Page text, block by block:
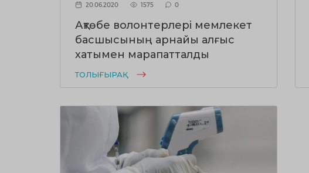
20.06.2020 1575 0
Ақтөбе волонтерлері мемлекет
басшысының арнайы алғыс
хатымен марапатталды
ТОЛЫҒЫРАҚ